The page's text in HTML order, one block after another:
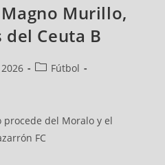
Murillo,
Ceuta B
Fútbol
del Moralo y el
FC